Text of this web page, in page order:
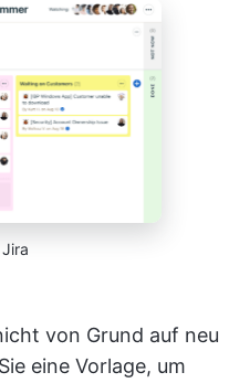
von Grund auf neu
eine Vorlage, um